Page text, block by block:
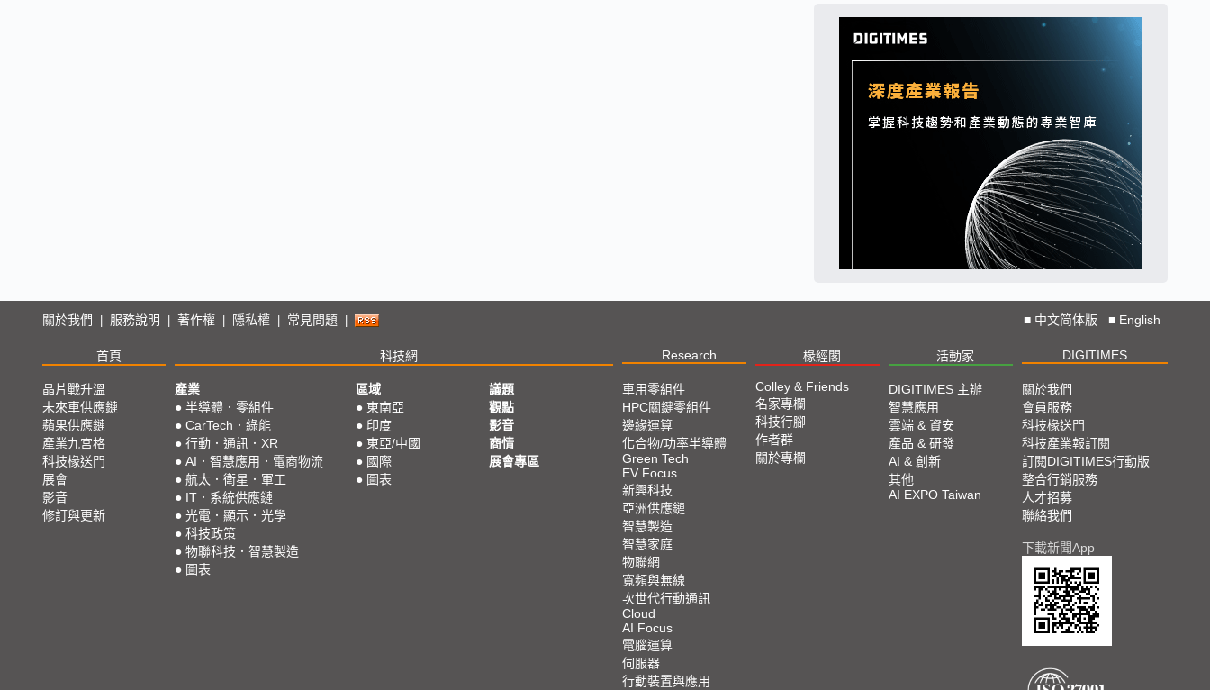
關於我們 服務說明 著作權 隱私權 常見問題 ■ 中文简体版 ■ English
首頁 科技網 Research 椽經閣 活動家 DIGITIMES
晶片戰升溫
未來車供應鏈
蘋果供應鏈
產業九宮格
科技椽送門
展會
影音
修訂與更新
產業
● 半導體．零組件
● CarTech．綠能
● 行動．通訊．XR
● AI．智慧應用．電商物流
● 航太．衛星．軍工
● IT．系統供應鏈
● 光電．顯示．光學
● 科技政策
● 物聯科技．智慧製造
● 圖表
區域
● 東南亞
● 印度
● 東亞/中國
● 國際
● 圖表
議題
觀點
影音
商情
展會專區
車用零組件
HPC關鍵零組件
邊緣運算
化合物/功率半導體
Green Tech
EV Focus
新興科技
亞洲供應鏈
智慧製造
智慧家庭
物聯網
寬頻與無線
次世代行動通訊
Cloud
AI Focus
電腦運算
伺服器
行動裝置與應用
Colley & Friends
名家專欄
科技行腳
作者群
關於專欄
DIGITIMES 主辦
智慧應用
雲端 & 資安
產品 & 研發
AI & 創新
其他
AI EXPO Taiwan
關於我們
會員服務
科技椽送門
科技產業報訂閱
訂閱DIGITIMES行動版
整合行銷服務
人才招募
聯絡我們
下載新聞App